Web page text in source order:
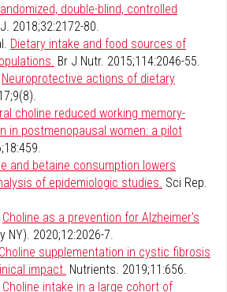
double-blind, controlled
2018;32:2172-80.
Dietary intake and food sources of
Br J Nutr. 2015;114:2046-55.
Neuroprotective actions of dietary
choline reduced working memory-
in postmenopausal women: a pilot
and betaine consumption lowers
of epidemiologic studies. Sci Rep.
Choline as a prevention for Alzheimer's
NY). 2020;12:2026-7.
Choline supplementation in cystic fibrosis
impact. Nutrients. 2019;11:656.
Choline intake in a large cohort of